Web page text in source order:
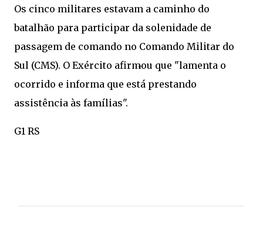
Os cinco militares estavam a caminho do
batalhão para participar da solenidade de
passagem de comando no Comando Militar do
Sul (CMS). O Exército afirmou que "lamenta o
ocorrido e informa que está prestando
assistência às famílias".
G1 RS